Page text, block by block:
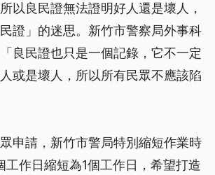
以良民證無法證明好人還是壞人，
證」的迷思。新竹市警察局外事科
良民證也只是一個記錄，它不一定
或是壞人，所以所有民眾不應該陷
申請，新竹市警局特別縮短作業時
工作日縮短為1個工作日，希望打造